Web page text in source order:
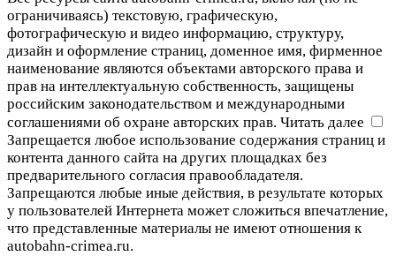
ограничиваясь) текстовую, графическую,
фотографическую и видео информацию, структуру,
дизайн и оформление страниц, доменное имя, фирменное
наименование являются объектами авторского права и
прав на интеллектуальную собственность, защищены
российским законодательством и международными
соглашениями об охране авторских прав. Читать далее
Запрещается любое использование содержания страниц и
контента данного сайта на других площадках без
предварительного согласия правообладателя.
Запрещаются любые иные действия, в результате которых
у пользователей Интернета может сложиться впечатление,
что представленные материалы не имеют отношения к
autobahn-crimea.ru.